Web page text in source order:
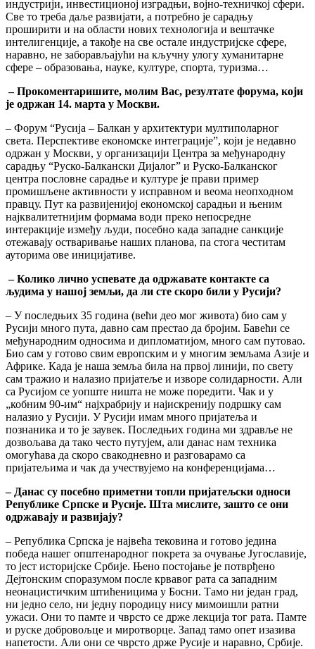
индустрији, инвестиционој изградњи, војно-техничкој сфери.
Све то треба даље развијати, а потребно је сарадњу
проширити и на области нових технологија и вештачке
интелигенције, а такође на све остале индустријске сфере,
наравно, не заборављајући на кључну улогу хуманитарне
сфере – образовања, науке, културе, спорта, туризма…
– Прокоментаришите, молим Вас, резултате форума, који
је одржан 14. марта у Москви.
– Форум “Русија – Балкан у архитектури мултиполарног
света. Перспективе економске интеграције”, који је недавно
одржан у Москви, у организацији Центра за међународну
сарадњу “Руско-Балкански Дијалог” и Руско-Балканског
центра пословне сарадње и културе је прави пример
промишљене активности у исправном и веома неопходном
правцу. Пут ка развијенијој економској сарадњи и њеним
најквалитетнијим формама води преко непосредне
интеракције између људи, посебно када западне санкције
отежавају остваривање наших планова, па стога честитам
ауторима ове иницијативе.
–Колико лично успевате да одржавате контакте са
људима у нашој земљи, да ли сте скоро били у Русији?
– У последњих 35 година (већи део мог живота) био сам у
Русији много пута, давно сам престао да бројим. Бавећи се
међународним односима и дипломатијом, много сам путовао.
Био сам у готово свим европским и у многим земљама Азије и
Африке. Када је наша земља била на првој линији, по свету
сам тражио и налазио пријатеље и изворе солидарности. Али
са Русијом се уопште ништа не може поредити. Чак и у
„кобним 90-им“ најхрабрију и најискренију подршку сам
налазио у Русији. У Русији имам много пријатеља и
познаника и то је заувек. Последњих година ми здравље не
дозвољава да тако често путујем, али данас нам техника
омогућава да скоро свакодневно и разговарамо са
пријатељима и чак да учествујемо на конференцијама…
– Данас су посебно приметни топли пријатељски односи
Републике Српске и Русије. Шта мислите, зашто се они
одржавају и развијају?
– Република Српска је највећа тековина и готово једина
победа нашег општенародног покрета за очување Југославије,
то јест историјске Србије. Њено постојање је потврђено
Дејтонским споразумом после крвавог рата са западним
неонацистичким штићеницима у Босни. Тамо ни један град,
ни једно село, ни једну породицу нису мимоишли ратни
ужаси. Они то памте и чврсто се држе лекција тог рата. Памте
и руске добровољце и миротворце. Запад тамо опет изазива
напетости. Али они се чврсто држе Русије и наравно, Србије.